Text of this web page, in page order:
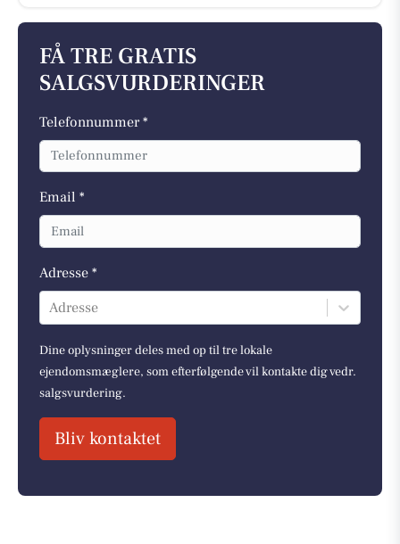
FÅ TRE GRATIS
SALGSVURDERINGER
Telefonnummer *
Email *
Adresse *
Adresse
Dine oplysninger deles med op til tre lokale
ejendomsmæglere, som efterfølgende vil kontakte dig vedr.
salgsvurdering.
Bliv kontaktet